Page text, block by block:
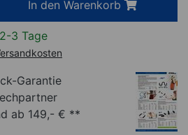
In den Warenkorb
3 Tage
Garantie
ab 149,- € **